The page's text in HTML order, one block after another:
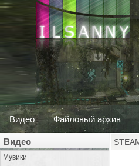
Видео Файловый архив
Видео
Мувики